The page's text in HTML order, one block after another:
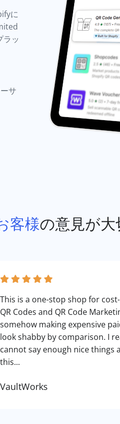
に
ッ
サ
客様の意見が大
This is a one-stop shop for
QR Codes and QR Code
somehow making expensive
look shabby by comparison. I
cannot say enough nice things
this...
VaultWorks